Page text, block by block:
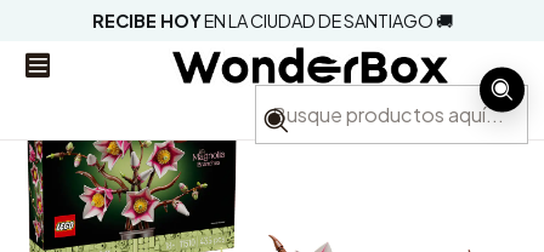
RECIBE HOYEN LA CIUDAD DE SANTIAGO 🚚